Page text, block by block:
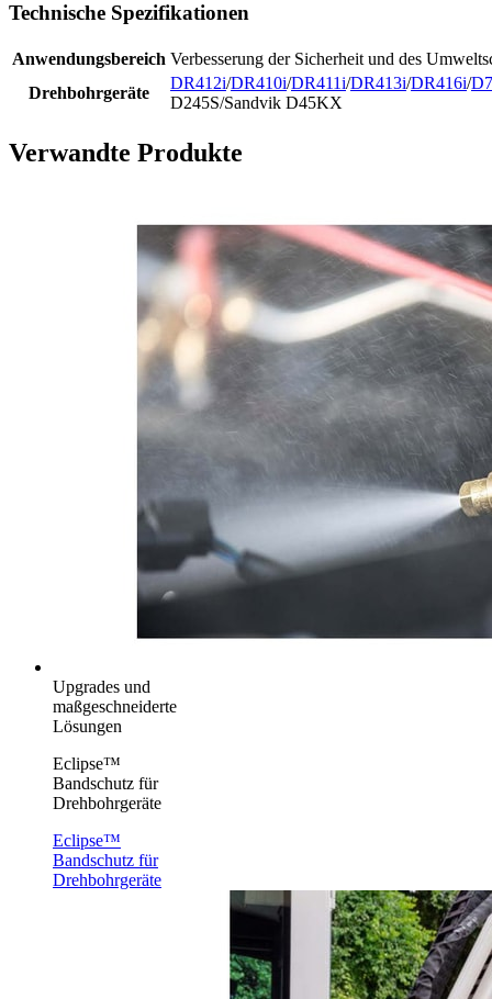
Technische Spezifikationen
Anwendungsbereich Verbesserung der Sicherheit und des
Drehbohrgeräte
DR412i/DR410i/DR411i/DR413i/DR416i/
D245S/Sandvik D45KX
Verwandte Produkte
Upgrades und
maßgeschneiderte
Lösungen
Eclipse™
Bandschutz für
Drehbohrgeräte
Eclipse™
Bandschutz für
Drehbohrgeräte